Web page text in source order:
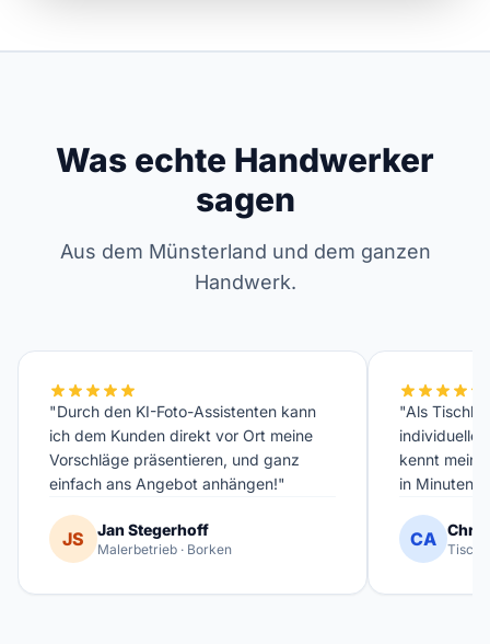
Was echte Handwerker
sagen
Aus dem Münsterland und dem ganzen
Handwerk.
"Durch den KI-Foto-Assistenten kann
ich dem Kunden direkt vor Ort meine
Vorschläge präsentieren, und ganz
einfach ans Angebot anhängen!"
JS Jan Stegerhoff
Malerbetrieb · Borken
"Als
individuelle
kennt
in Minuten
CA